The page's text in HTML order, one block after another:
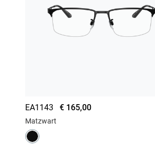
EA1143 € 165,00
Matzwart